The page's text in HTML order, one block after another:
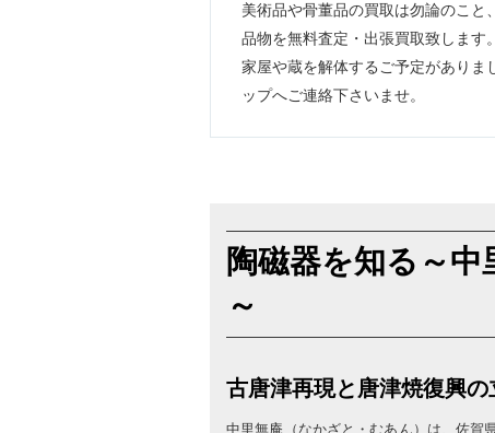
美術品や骨董品の買取は勿論のこ
品物を無料査定・出張買取致します。
家屋や蔵を解体するご予定がありま
ップへご連絡下さいませ。
陶磁器を知る～中
～
古唐津再現と唐津焼復興の
中里無庵（なかざと・むあん）は、佐賀